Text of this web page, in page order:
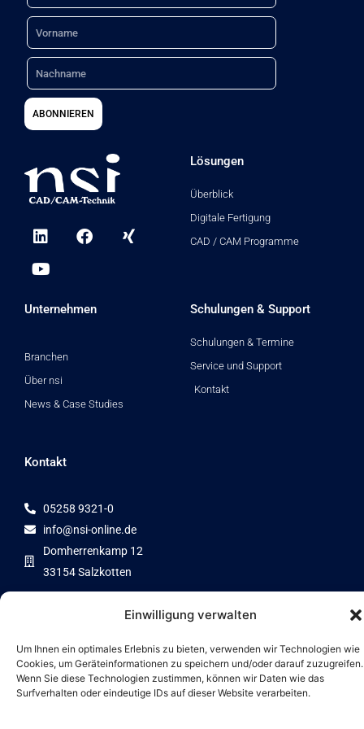
Einwilligung verwalten
Um Ihnen ein optimales Erlebnis zu bieten, verwenden wir Technologien wie
Cookies, um Geräteinformationen zu speichern und/oder darauf zuzugreifen.
Wenn Sie diese Technologien zustimmen, können wir Daten wie das
Surfverhalten oder eindeutige IDs auf dieser Website verarbeiten.
Name
Nachname
ABONNIEREN
L
i
n
k
d
F
a
o
X
i
Y
o
u
t
b
Lösungen
Überblick
Digitale Fertigung
CAD / CAM Programme
Unternehmen
Branchen
Über nsi
News & Case Studies
Schulungen & Support
Schulungen & Termine
Service und Support
Kontakt
Kontakt
05258 9321-0
info@nsi-online.de
Domherrenkamp 12
33154 Salzkotten
Zertifizierter Partner von